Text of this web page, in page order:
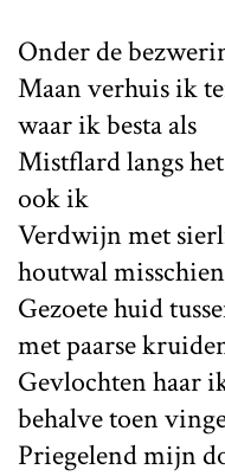
Onder de
Maan verhuis ik
waar ik besta als
Mistflard langs
ook ik
Verdwijn met
houtwal
Gezoete huid
met paarse
Gevlochten haar
behalve toen
Priegelend mijn